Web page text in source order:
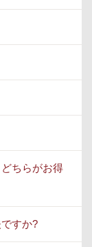
ちらがお得
すか?